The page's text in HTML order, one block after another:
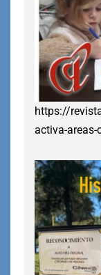
https://
activa-areas-